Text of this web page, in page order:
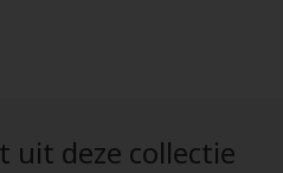
uit deze collectie